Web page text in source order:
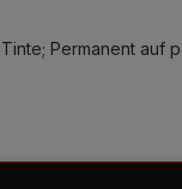
Permanent auf